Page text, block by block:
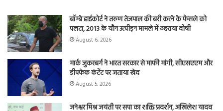
बॉम्बे हाईकोर्ट ने तरुण तेजपाल की बरी करने के फैसले को
पलटा, 2013 के यौन उत्पीड़न मामले में ठहराया दोषी
August 6, 2026
मार्क जुकरबर्ग ने भारत सरकार से माफी मांगी, सीएसएएम और
डीपफेक कंटेंट पर जताया खेद
August 5, 2026
जनेश्वर मिश्र जयंती पर सपा का शक्ति प्रदर्शन, अखिलेश यादव